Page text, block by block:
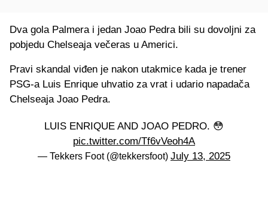
Dva gola Palmera i jedan Joao Pedra bili su dovoljni za
pobjedu Chelseaja večeras u Americi.
Pravi skandal viđen je nakon utakmice kada je trener
PSG-a Luis Enrique uhvatio za vrat i udario napadača
Chelseaja Joao Pedra.
LUIS ENRIQUE AND JOAO PEDRO. 😳
pic.twitter.com/Tf6vVeoh4A
— Tekkers Foot (@tekkersfoot) July 13, 2025